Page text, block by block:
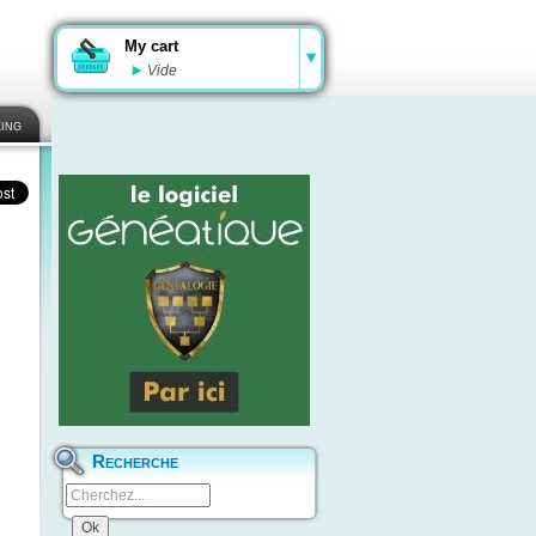
My cart
Vide
Recherche